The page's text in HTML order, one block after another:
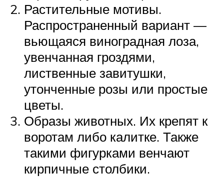
Растительные мотивы.
Распространенный вариант —
вьющаяся виноградная лоза,
увенчанная гроздями,
лиственные завитушки,
утонченные розы или простые
цветы.
Образы животных. Их крепят к
воротам либо калитке. Также
такими фигурками венчают
кирпичные столбики.